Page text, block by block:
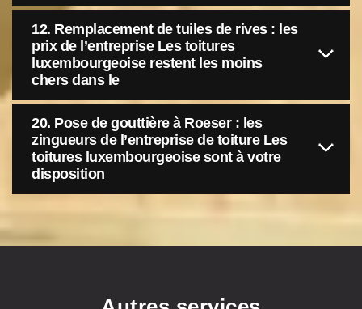
12. Remplacement de tuiles de rives : les
prix de l’entreprise Les toitures
luxembourgeoise restent les moins
chers dans le
20. Pose de gouttière à Roeser : les
zingueurs de l’entreprise de toiture Les
toitures luxembourgeoise sont à votre
disposition